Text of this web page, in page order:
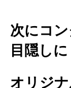
次にコ
目隠しに
オリジ